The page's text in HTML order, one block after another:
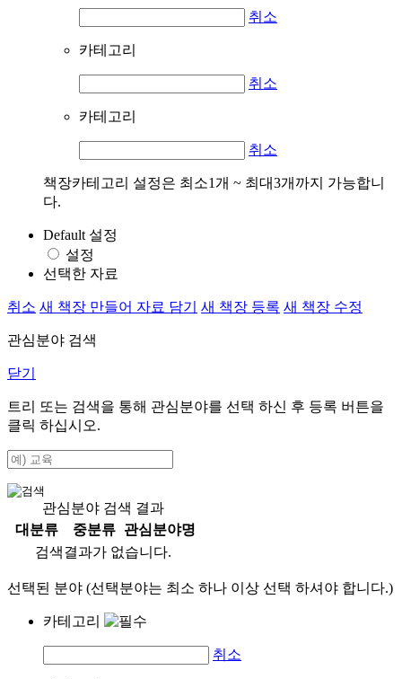
취소
카테고리
취소
카테고리
취소
책장카테고리 설정은 최소1개 ~ 최대3개까지 가능합니
다.
Default 설정
설정
선택한 자료
취소 새 책장 만들어 자료 담기 새 책장 등록 새 책장 수정
관심분야 검색
닫기
트리 또는 검색을 통해 관심분야를 선택 하신 후 등록 버튼을
클릭 하십시오.
관심분야 검색 결과
대분류
중분류
관심분야명
검색결과가 없습니다.
선택된 분야 (선택분야는 최소 하나 이상 선택 하셔야 합니다.)
카테고리
취소